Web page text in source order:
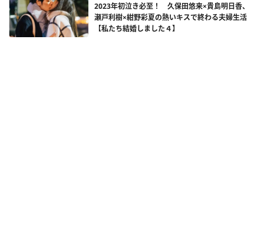
2023年初泣き必至！ 久保田悠来×貴島明日香、
瀬戸利樹×紺野彩夏の熱いキスで終わる夫婦生活
【私たち結婚しました４】